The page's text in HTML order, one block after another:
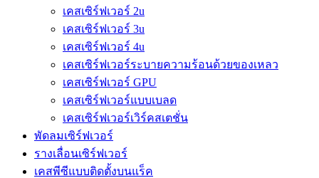
เคสเซิร์ฟเวอร์ 2u
เคสเซิร์ฟเวอร์ 3u
เคสเซิร์ฟเวอร์ 4u
เคสเซิร์ฟเวอร์ระบายความร้อนด้วยของเหลว
เคสเซิร์ฟเวอร์ GPU
เคสเซิร์ฟเวอร์แบบเบลด
เคสเซิร์ฟเวอร์เวิร์คสเตชั่น
พัดลมเซิร์ฟเวอร์
รางเลื่อนเซิร์ฟเวอร์
เคสพีซีแบบติดตั้งบนแร็ค